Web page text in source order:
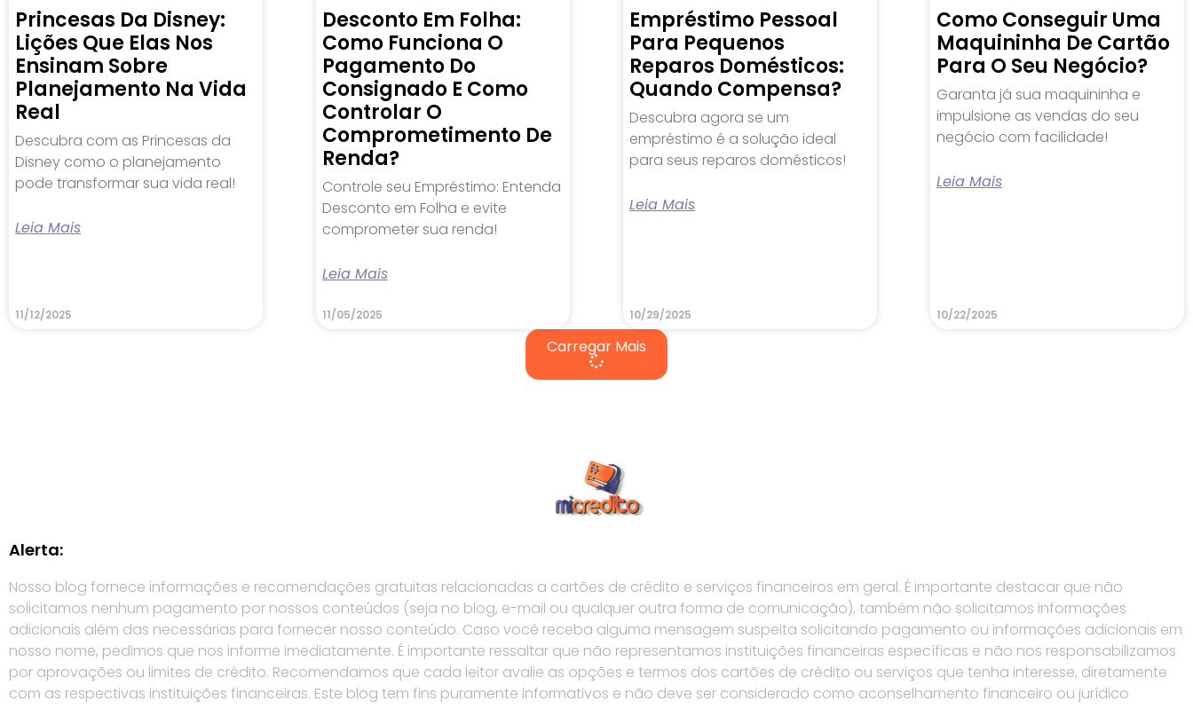
Princesas Da Disney:
Lições Que Elas Nos
Ensinam Sobre
Planejamento Na Vida
Real
Descubra com as Princesas da
Disney como o planejamento
pode transformar sua vida real!
Leia Mais
11/12/2025
Desconto Em Folha:
Como Funciona O
Pagamento Do
Consignado E Como
Controlar O
Comprometimento De
Renda?
Controle seu Empréstimo: Entenda
Desconto em Folha e evite
comprometer sua renda!
Leia Mais
11/05/2025
Empréstimo Pessoal
Para Pequenos
Reparos Domésticos:
Quando Compensa?
Descubra agora se um
empréstimo é a solução ideal
para seus reparos domésticos!
Leia Mais
10/29/2025
Como Conseguir Uma
Maquininha De Cartão
Para O Seu Negócio?
Garanta já sua maquininha e
impulsione as vendas do seu
negócio com facilidade!
Leia Mais
10/22/2025
Carregar Mais
Alerta:
Nosso blog fornece informações e recomendações gratuitas relacionadas a cartões de crédito e serviços financeiros em geral. É importante destacar que não
solicitamos nenhum pagamento por nossos conteúdos (seja no blog, e-mail ou qualquer outra forma de comunicação), também não solicitamos informações
adicionais além das necessárias para fornecer nosso conteúdo. Caso você receba alguma mensagem suspeita solicitando pagamento ou informações adicionais em
nosso nome, pedimos que nos informe imediatamente. É importante ressaltar que não representamos instituições financeiras específicas e não nos responsabilizamos
por aprovações ou limites de crédito. Recomendamos que cada leitor avalie as opções e termos dos cartões de crédito ou serviços que tenha interesse, diretamente
com as respectivas instituições financeiras. Este blog tem fins puramente informativos e não deve ser considerado como aconselhamento financeiro ou jurídico